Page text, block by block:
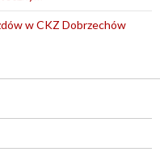
w CKZ Dobrzechów